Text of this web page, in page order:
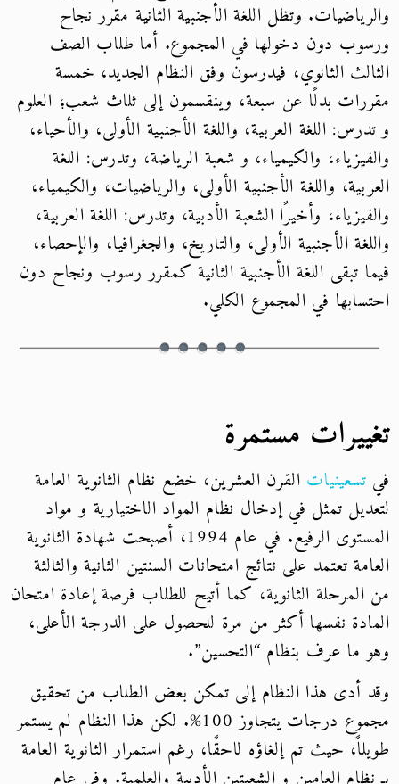
والرياضيات. وتظل اللغة الأجنبية الثانية مقرر نجاح
ورسوب دون دخولها في المجموع. أما طلاب الصف
الثالث الثانوي، فيدرسون وفق النظام الجديد، خمسة
مقررات بدلًا عن سبعة، وينقسمون إلى ثلاث شعب؛ العلوم
و تدرس: اللغة العربية، واللغة الأجنبية الأولى، والأحياء،
والفيزياء، والكيمياء، و شعبة الرياضة، وتدرس: اللغة
العربية، واللغة الأجنبية الأولى، والرياضيات، والكيمياء،
والفيزياء، وأخيرًا الشعبة الأدبية، وتدرس: اللغة العربية،
واللغة الأجنبية الأولى، والتاريخ، والجغرافيا، والإحصاء،
فيما تبقى اللغة الأجنبية الثانية كمقرر رسوب ونجاح دون
احتسابها في المجموع الكلي.
تغييرات مستمرة
في تسعينيات القرن العشرين، خضع نظام الثانوية العامة
لتعديل تمثل في إدخال نظام المواد الاختيارية و مواد
المستوى الرفيع. في عام 1994، أصبحت شهادة الثانوية
العامة تعتمد على نتائج امتحانات السنتين الثانية والثالثة
من المرحلة الثانوية، كما أتيح للطلاب فرصة إعادة امتحان
المادة نفسها أكثر من مرة للحصول على الدرجة الأعلى،
وهو ما عرف بنظام “التحسين”.
وقد أدى هذا النظام إلى تمكن بعض الطلاب من تحقيق
مجموع درجات يتجاوز 100%. لكن هذا النظام لم يستمر
طويلاً، حيث تم إلغاؤه لاحقًا، رغم استمرار الثانوية العامة